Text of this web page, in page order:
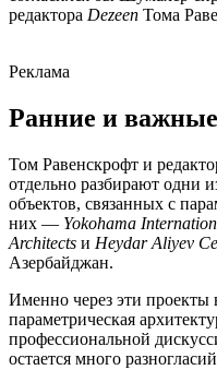
редактора Dezeen Тома
Реклама
Ранние и
Том Равенскрофт и
отдельно разбирают одни
объектов, связанных с
них — Yokohama
Architects и Heydar Aliyev
Азербайджан.
Именно через эти проекты
параметрическая
профессиональной
остается много